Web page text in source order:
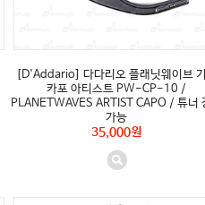
[D'Addario] 다다리오 플래닛웨이브
카포 아티스트 PW-CP-10 /
PLANETWAVES ARTIST CAPO / 튜너
가능
35,000원